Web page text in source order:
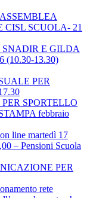
SCUOLA- 21
E GILDA
(10.30-13.30)
PER
SPORTELLO
febbraio
line martedì 17
– Pensioni Scuola
PER
rete